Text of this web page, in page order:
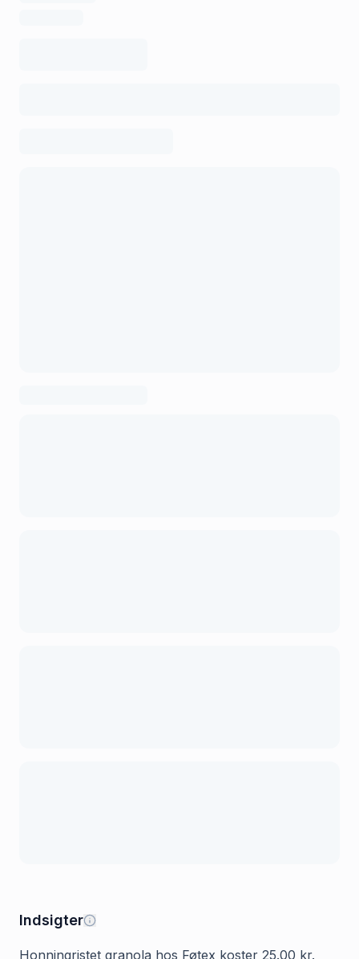
Indsigter
Honningristet granola hos Føtex koster 25.00 kr.